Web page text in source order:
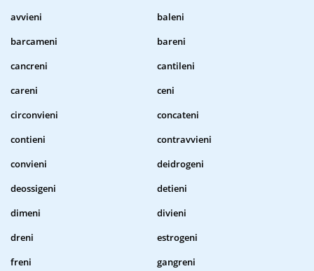
avvieni
baleni
barcameni
bareni
cancreni
cantileni
careni
ceni
circonvieni
concateni
contieni
contravvieni
convieni
deidrogeni
deossigeni
detieni
dimeni
divieni
dreni
estrogeni
freni
gangreni